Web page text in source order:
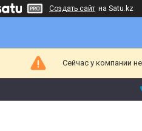
Создать сайт на Satu.kz
Сейчас у компании